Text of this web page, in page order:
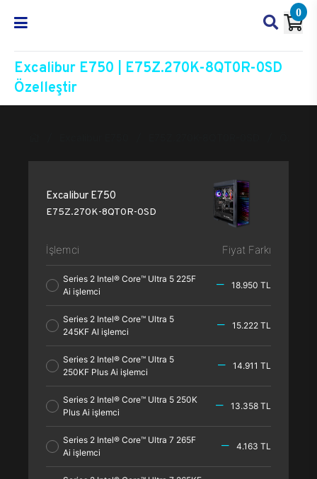
0
Excalibur E750 | E75Z.270K-8QT0R-0SD
Özelleştir
Excalibur E750
E75Z.270K-8QT0R-0SD
İşlemci Fiyat Farkı
Series 2 Intel® Core™ Ultra 5 225F
Ai işlemci
18.950 TL
Series 2 Intel® Core™ Ultra 5
245KF AI işlemci
15.222 TL
Series 2 Intel® Core™ Ultra 5
250KF Plus Ai işlemci
14.911 TL
Series 2 Intel® Core™ Ultra 5 250K
Plus Ai işlemci
13.358 TL
Series 2 Intel® Core™ Ultra 7 265F
Ai işlemci
4.163 TL